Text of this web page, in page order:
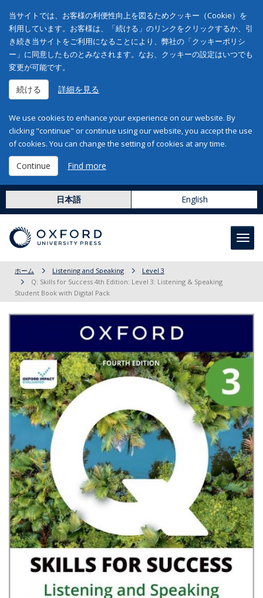
当サイトでは、お客様の利便性向上を図るためクッキー（Cookie）を
利用しています。お客様は、「続ける」のリンクをクリックするか、引
き続き当サイトをご利用になることにより、弊社の「クッキーポリシ
ー」に同意したものとみなされます。なお、クッキーの設定はいつでも
変更が可能です。
続ける 詳細を見る
We use cookies to enhance your experience on our website. By
clicking "continue" or continue using our website, you accept the use
of cookies. You can change the setting of cookies at any time.
Continue Find more
日本語 English
ホーム Listening and Speaking
Level 3
Q: Skills for Success 4th Edition: Level 3: Listening & Speaking
Student Book with Digital Pack